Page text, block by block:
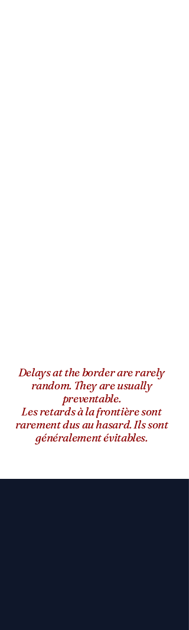
Delays at the border are rarely
random. They are usually
preventable.
Les retards à la frontière sont
rarement dus au hasard. Ils sont
généralement évitables.